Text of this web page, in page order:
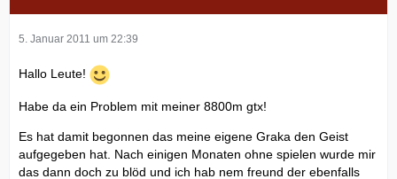
5. Januar 2011 um 22:39
Hallo Leute!
Habe da ein Problem mit meiner 8800m gtx!
Es hat damit begonnen das meine eigene Graka den Geist
aufgegeben hat. Nach einigen Monaten ohne spielen wurde mir
das dann doch zu blöd und ich hab nem freund der ebenfalls